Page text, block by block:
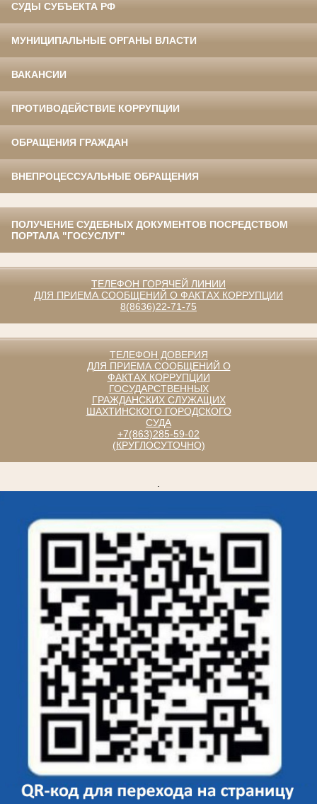
СУДЫ СУБЪЕКТА РФ
МУНИЦИПАЛЬНЫЕ ОРГАНЫ ВЛАСТИ
ВАКАНСИИ
ПРОТИВОДЕЙСТВИЕ КОРРУПЦИИ
ОБРАЩЕНИЯ ГРАЖДАН
ВНЕПРОЦЕССУАЛЬНЫЕ ОБРАЩЕНИЯ
ПОЛУЧЕНИЕ СУДЕБНЫХ ДОКУМЕНТОВ ПОСРЕДСТВОМ
ПОРТАЛА "ГОСУСЛУГ"
ТЕЛЕФОН ГОРЯЧЕЙ ЛИНИИ
ДЛЯ ПРИЕМА СООБЩЕНИЙ О ФАКТАХ КОРРУПЦИИ
8(8636)22-71-75
ТЕЛЕФОН ДОВЕРИЯ
ДЛЯ ПРИЕМА СООБЩЕНИЙ О
ФАКТАХ КОРРУПЦИИ
ГОСУДАРСТВЕННЫХ
ГРАЖДАНСКИХ СЛУЖАЩИХ
ШАХТИНСКОГО ГОРОДСКОГО
СУДА
+7(863)285-59-02
(КРУГЛОСУТОЧНО)